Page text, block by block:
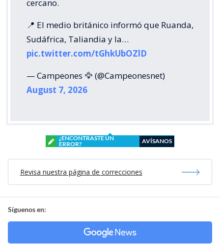
cercano.
📍 El medio británico informó que Ruanda,
Sudáfrica, Taliandia y la…
pic.twitter.com/tGhkUbOZlD
— Campeones 🦅 (@Campeonesnet)
August 7, 2026
¿ENCONTRASTE UN
ERROR?
AVÍSANOS
Revisa nuestra página de correcciones
Síguenos en: